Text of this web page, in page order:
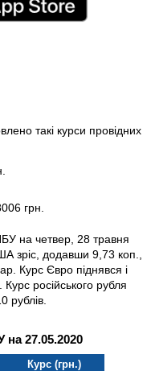
такі курси провідних
грн.
на четвер, 28 травня
зріс, додавши 9,73 коп.,
Курс Євро піднявся і
російського рубля
рублів.
27.05.2020
Курс (грн.)